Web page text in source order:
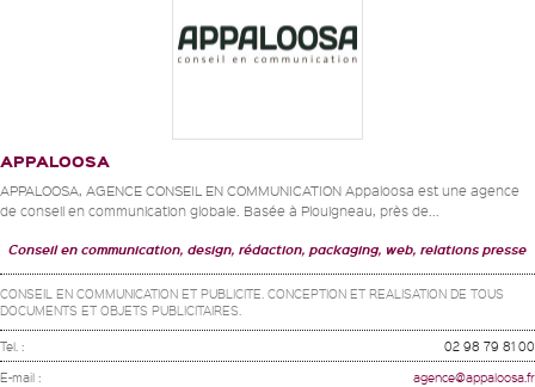
APPALOOSA
APPALOOSA, AGENCE CONSEIL EN COMMUNICATION Appaloosa est une agence
de conseil en communication globale. Basée à Plouigneau, près de...
Conseil en communication, design, rédaction, packaging, web, relations presse
CONSEIL EN COMMUNICATION ET PUBLICITE. CONCEPTION ET REALISATION DE TOUS
DOCUMENTS ET OBJETS PUBLICITAIRES.
Tel. : 02 98 79 81 00
E-mail : agence@appaloosa.fr